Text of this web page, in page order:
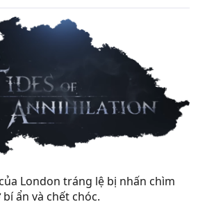
London tráng lệ bị nhấn chìm
ẩn và chết chóc.